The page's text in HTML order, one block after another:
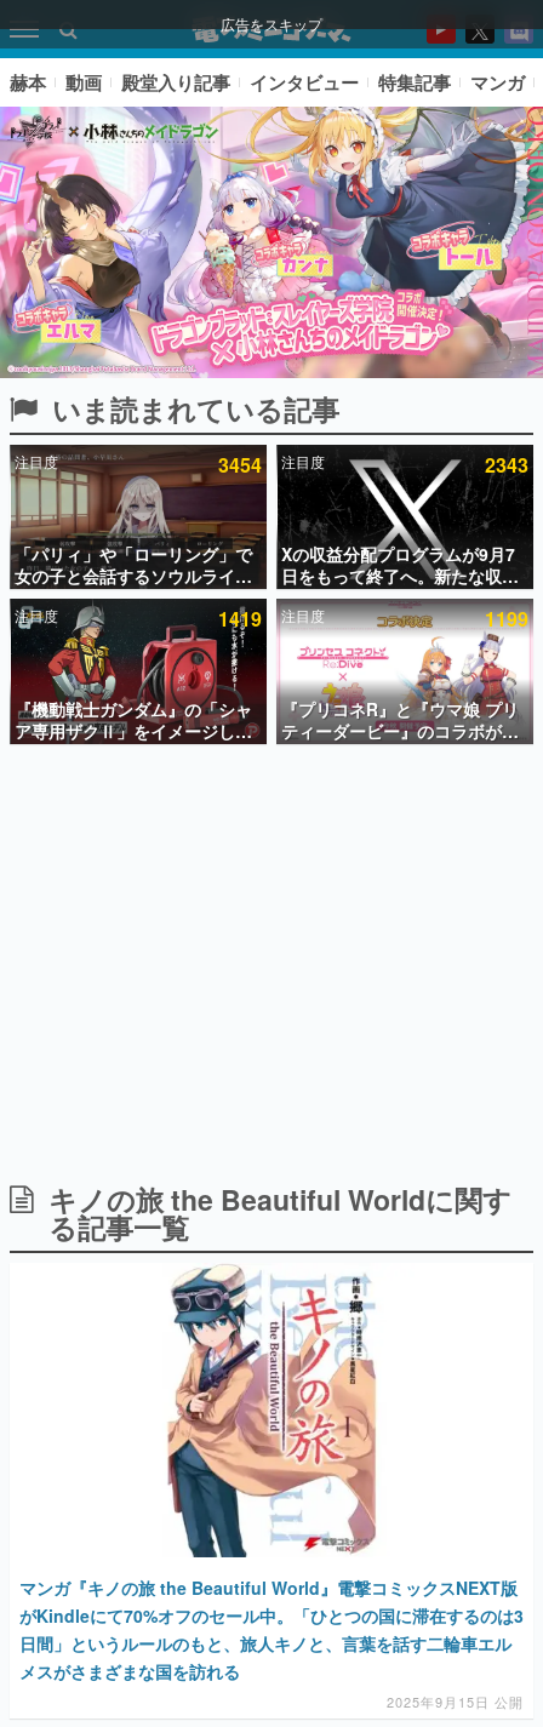
広告をスキップ
ピックアップ
電ファミのいま読まれている記事ランキング
アプリセール情報
インタビュー
連載・特集一覧
殿堂入り記事
SNS拡散数が数千以上！ ページビュー数万以上！ などな
ど。多くの人々に読まれた、電ファミ渾身の“殿堂入り”記
事をまとめました。
日本のモバイルゲーム史における主要なトピック・タイト
ルを網羅するほか、開発者へのインタビューや識者による
解説を掲載。約20年の歴史が一望できる決定版！
若ゲのいたり〜ゲームクリエイターの青春〜
『うつヌケ』『ペンと箸』等で知られるマンガ家・田中圭
一先生によるゲーム業界レポートマンガです。
なんでゲームは面白い？
ゲーム開発者・hamatsu氏がゲームの魅力を画面や操作の
具体的な形から解き明かしていく、硬派で骨太な評論連載
です。
ゲームが変えた日本語
「経験値」「裏技」「ラスボス」… ゲームにまつわる言葉
の起源や用法の変遷を、コンピューター文化史研究家・タ
イニーP氏が徹底調査。
特集記事
マンガ
女性向け
赫本 動画 殿堂入り記事 インタビュー 特集記事 マンガ
いま読まれている記事
注目度 3454
「パリィ」や「ローリング」で
女の子と会話するソウルライク
恋愛ゲーム『小早川さんはソウ
ルライク』無料公開。返事に失
敗すると「YOU DIED」
注目度 2343
Xの収益分配プログラムが9月7
日をもって終了へ。新たな収益
化制度「Original Content
Rewards Program」を発表
注目度 1419
『機動戦士ガンダム』の「シャ
ア専用ザクⅡ」をイメージした
散水ホースリールが予約開始。
注目度 1199
『プリコネR』と『ウマ娘 プリ
ティーダービー』のコラボが決
定！“最大170連無料”の8.5周年
マンガ『キノの旅 the Beautiful World』電撃コミックスNEXT版
がKindleにて70%オフのセール中。「ひとつの国に滞在するのは3
日間」というルールのもと、旅人キノと、言葉を話す二輪車エル
メスがさまざまな国を訪れる
2025年9月15日 公開